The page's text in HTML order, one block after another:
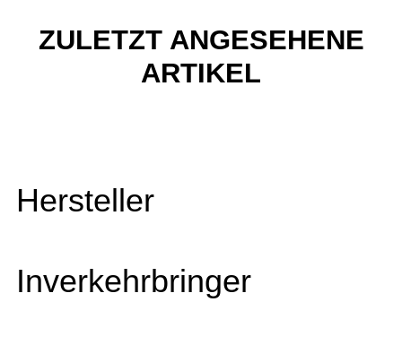
ZULETZT ANGESEHENE
ARTIKEL
Hersteller
Inverkehrbringer